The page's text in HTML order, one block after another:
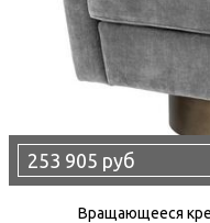
253 905 руб
Вращающееся